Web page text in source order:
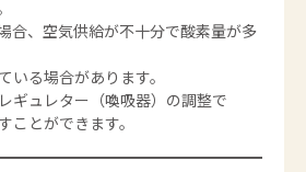
合、空気供給が不十分で酸素量が多
いる場合があります。
ギュレター（喚吸器）の調整で
ことができます。